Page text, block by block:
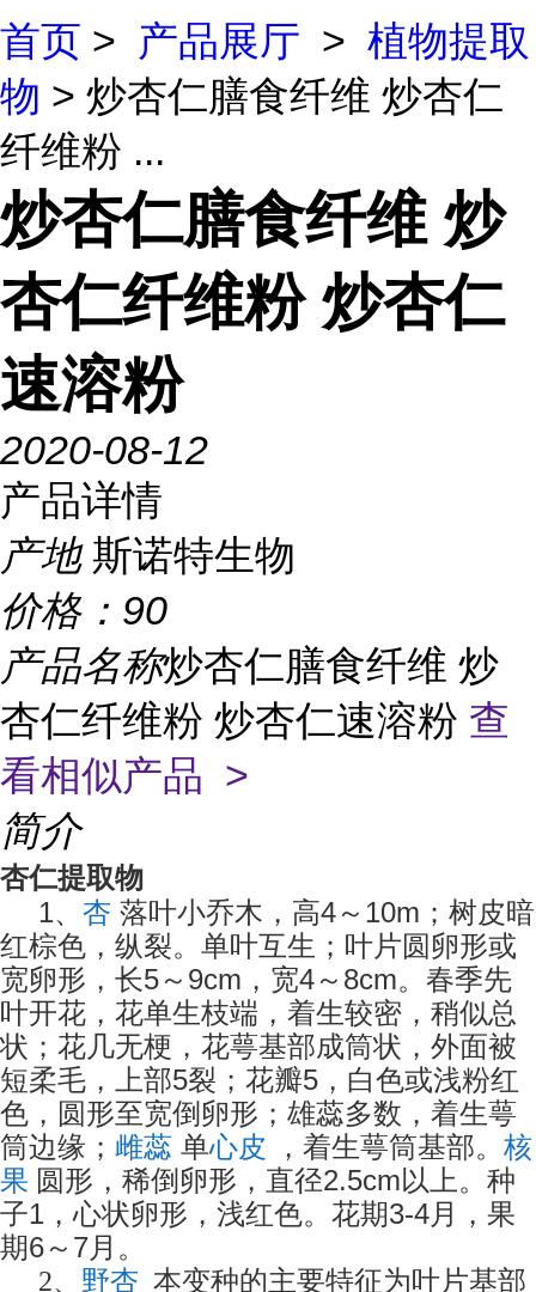
首页 > 产品展厅 > 植物提取
物 > 炒杏仁膳食纤维 炒杏仁
纤维粉 ...
炒杏仁膳食纤维 炒
杏仁纤维粉 炒杏仁
速溶粉
2020-08-12
产品详情
产地 斯诺特生物
价格： 90
产品名称炒杏仁膳食纤维 炒
杏仁纤维粉 炒杏仁速溶粉 查
看相似产品 >
简介
杏仁提取物
1、 杏 落叶小乔木，高4～10m；树皮暗
红棕色，纵裂。单叶互生；叶片圆卵形或
宽卵形，长5～9cm，宽4～8cm。春季先
叶开花，花单生枝端，着生较密，稍似总
状；花几无梗，花萼基部成筒状，外面被
短柔毛，上部5裂；花瓣5，白色或浅粉红
色，圆形至宽倒卵形；雄蕊多数，着生萼
筒边缘； 雌蕊 单心皮 ，着生萼筒基部。 核
果 圆形，稀倒卵形，直径2.5cm以上。种
子1，心状卵形，浅红色。花期3-4月，果
期6～7月。
2、 野杏 本变种的主要特征为叶片基部